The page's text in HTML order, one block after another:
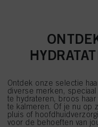
Ontdek onze selectie
diverse merken,
te hydrateren, broos
te kalmeren. Of je nu op
pluis of
voor de behoeften van